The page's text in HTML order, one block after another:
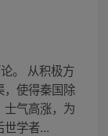
。 从积极方
，使得秦国除
气高涨，为
学者...